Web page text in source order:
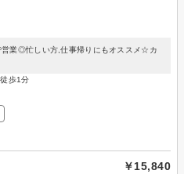
営業◎忙しい方,仕事帰りにもオススメ☆カ
歩1分
￥15,840